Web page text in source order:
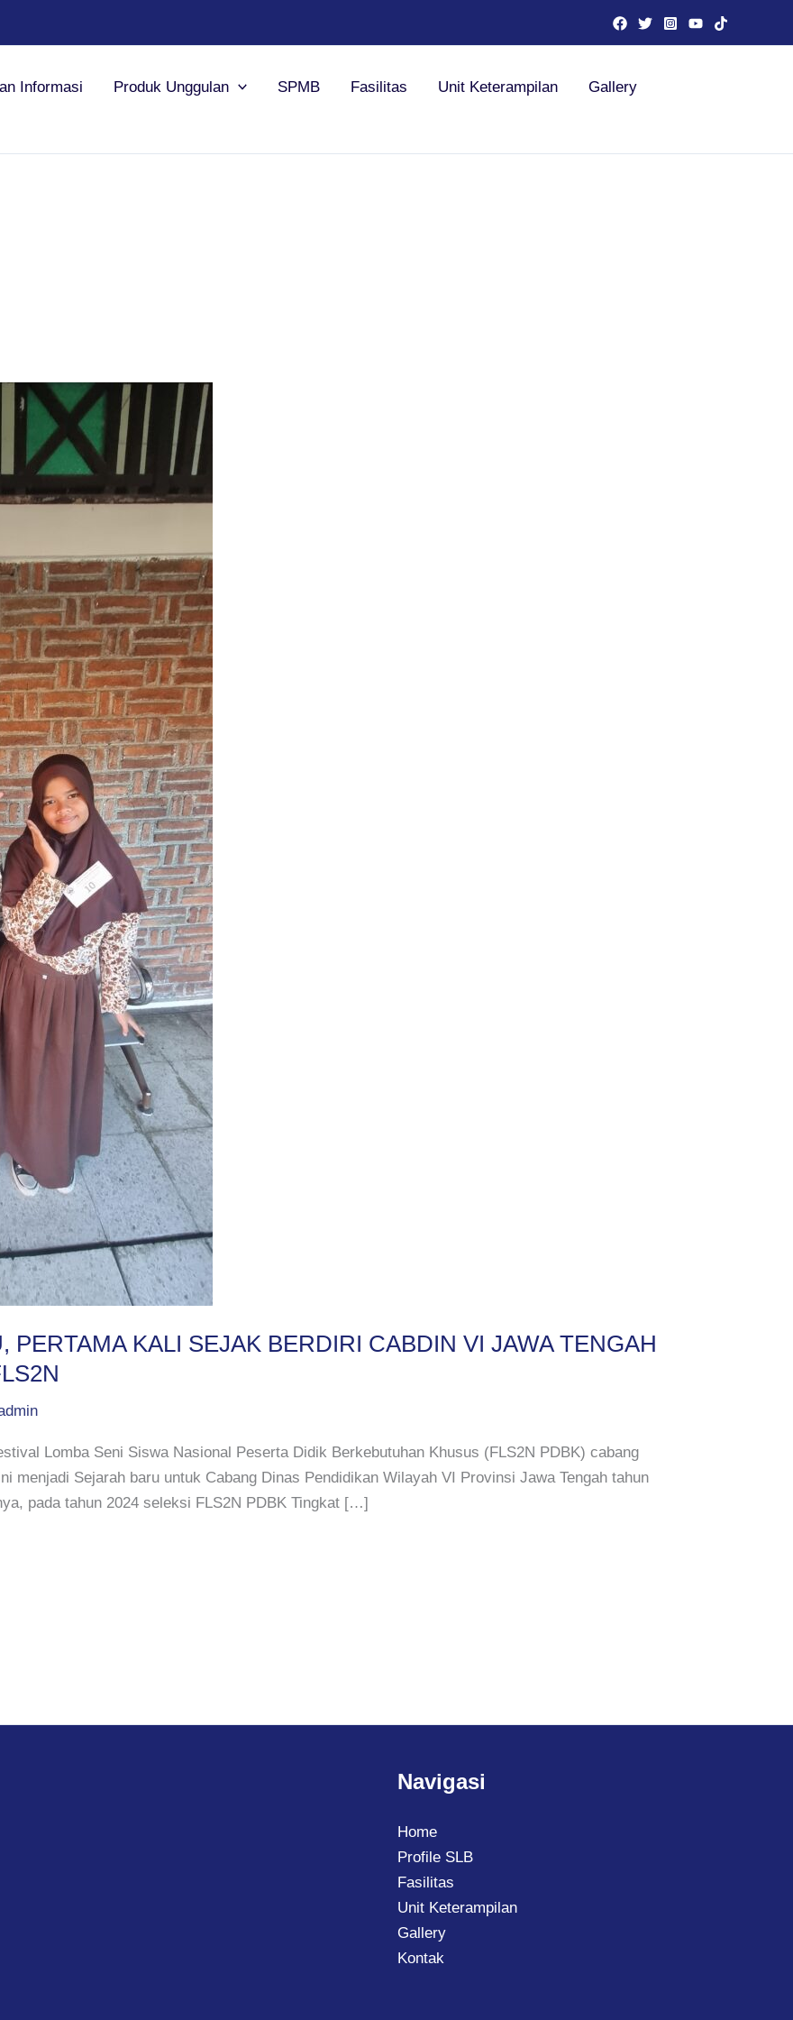
Informasi Produk Unggulan SPMB Fasilitas Unit Keterampilan
Gallery
PERTAMA KALI SEJAK BERDIRI CABDIN VI JAWA TENGAH
Lomba Seni Siswa Nasional Peserta Didik Berkebutuhan Khusus (FLS2N PDBK) cabang
menjadi Sejarah baru untuk Cabang Dinas Pendidikan Wilayah VI Provinsi Jawa Tengah tahun
pada tahun 2024 seleksi FLS2N PDBK Tingkat […]
Navigasi
Home
Profile SLB
Fasilitas
Unit Keterampilan
Gallery
Kontak